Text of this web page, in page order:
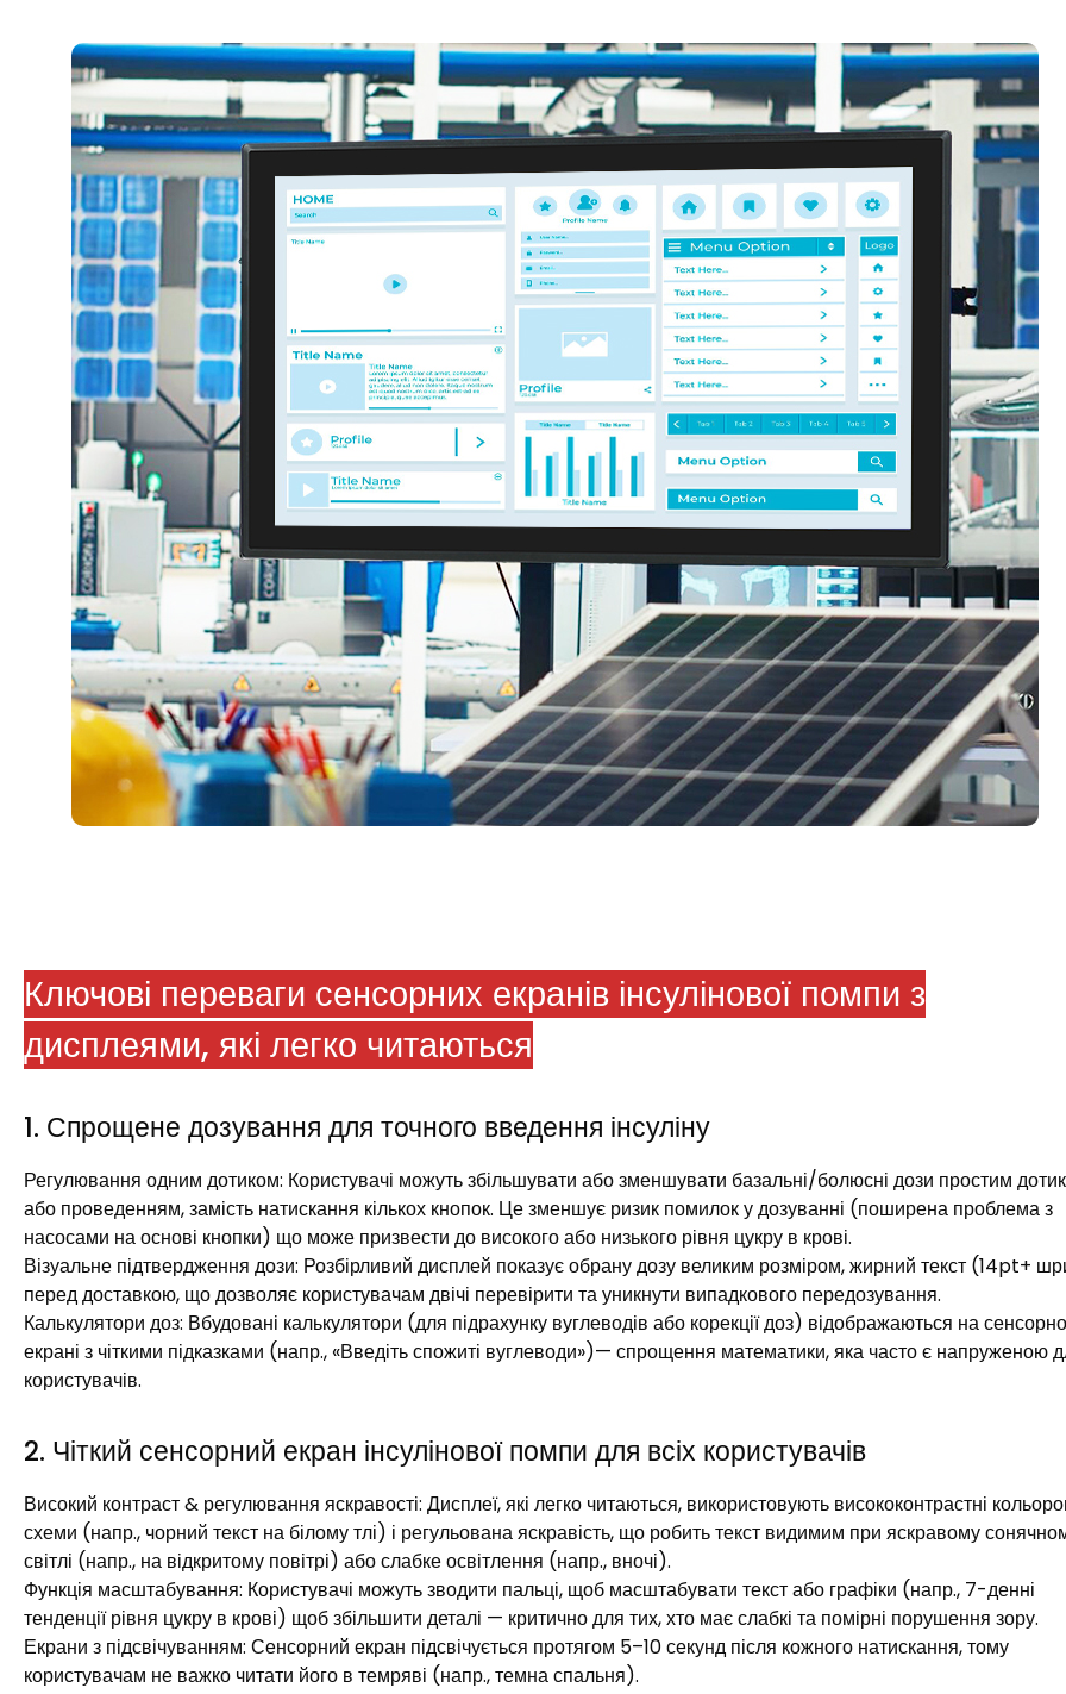
Ключові переваги сенсорних екранів інсулінової помпи з
дисплеями, які легко читаються
1. Спрощене дозування для точного введення інсуліну
Регулювання одним дотиком: Користувачі можуть збільшувати або зменшувати базальні/болюсні дози простим
або проведенням, замість натискання кількох кнопок. Це зменшує ризик помилок у дозуванні (поширена проблема з
насосами на основі кнопки) що може призвести до високого або низького рівня цукру в крові.​
Візуальне підтвердження дози: Розбірливий дисплей показує обрану дозу великим розміром, жирний текст (14pt+
перед доставкою, що дозволяє користувачам двічі перевірити та уникнути випадкового передозування.​
Калькулятори доз: Вбудовані калькулятори (для підрахунку вуглеводів або корекції доз) відображаються на
екрані з чіткими підказками (напр., «Введіть спожиті вуглеводи»)— спрощення математики, яка часто є напруженою
користувачів.​
2. Чіткий сенсорний екран інсулінової помпи для всіх користувачів
Високий контраст & регулювання яскравості: Дисплеї, які легко читаються, використовують висококонтрастні
схеми (напр., чорний текст на білому тлі) і регульована яскравість, що робить текст видимим при яскравому
світлі (напр., на відкритому повітрі) або слабке освітлення (напр., вночі).​
Функція масштабування: Користувачі можуть зводити пальці, щоб масштабувати текст або графіки (напр., 7-денні
тенденції рівня цукру в крові) щоб збільшити деталі — критично для тих, хто має слабкі та помірні порушення зору.​
Екрани з підсвічуванням: Сенсорний екран підсвічується протягом 5–10 секунд після кожного натискання, тому
користувачам не важко читати його в темряві (напр., темна спальня).​